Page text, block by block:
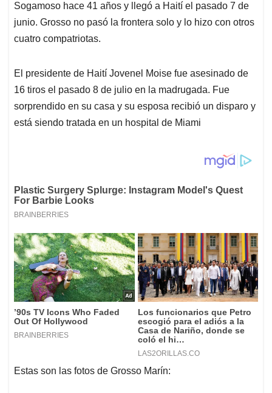
Sogamoso hace 41 años y llegó a Haití el pasado 7 de
junio. Grosso no pasó la frontera solo y lo hizo con otros
cuatro compatriotas.
El presidente de Haití Jovenel Moise fue asesinado de
16 tiros el pasado 8 de julio en la madrugada. Fue
sorprendido en su casa y su esposa recibió un disparo y
está siendo tratada en un hospital de Miami
Estas son las fotos de Grosso Marín: